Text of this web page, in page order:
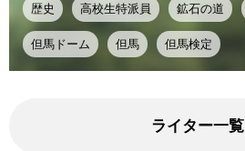
歴史 高校生特派員 鉱石の道
但馬ドーム 但馬 但馬検定
ライター一覧